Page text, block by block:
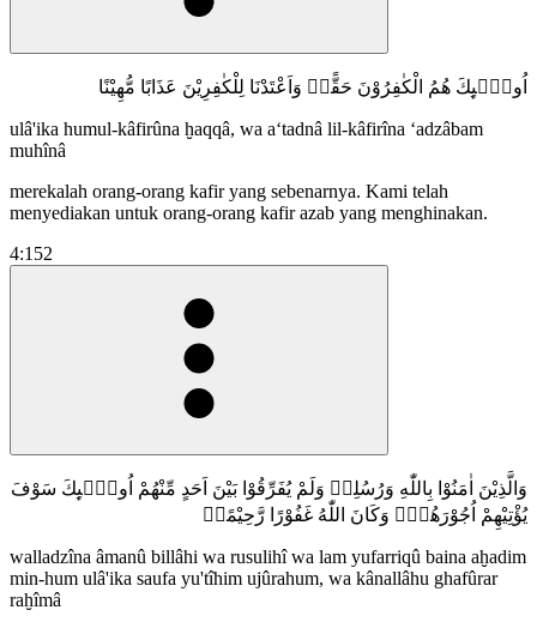
اُولٰۤىِٕكَ هُمُ الْكٰفِرُوْنَ حَقًّاۚ وَاَعْتَدْنَا لِلْكٰفِرِيْنَ عَذَابًا مُّهِيْنًا
ulâ'ika humul-kâfirûna ḫaqqâ, wa a‘tadnâ lil-kâfirîna ‘adzâbam
muhînâ
merekalah orang-orang kafir yang sebenarnya. Kami telah
menyediakan untuk orang-orang kafir azab yang menghinakan.
4:152
وَالَّذِيْنَ اٰمَنُوْا بِاللّٰهِ وَرُسُلِهٖ وَلَمْ يُفَرِّقُوْا بَيْنَ اَحَدٍ مِّنْهُمْ اُولٰۤىِٕكَ سَوْفَ
يُؤْتِيْهِمْ اُجُوْرَهُمْۗ وَكَانَ اللّٰهُ غَفُوْرًا رَّحِيْمًاࣖ
walladzîna âmanû billâhi wa rusulihî wa lam yufarriqû baina aḫadim
min-hum ulâ'ika saufa yu'tîhim ujûrahum, wa kânallâhu ghafûrar
raḫîmâ